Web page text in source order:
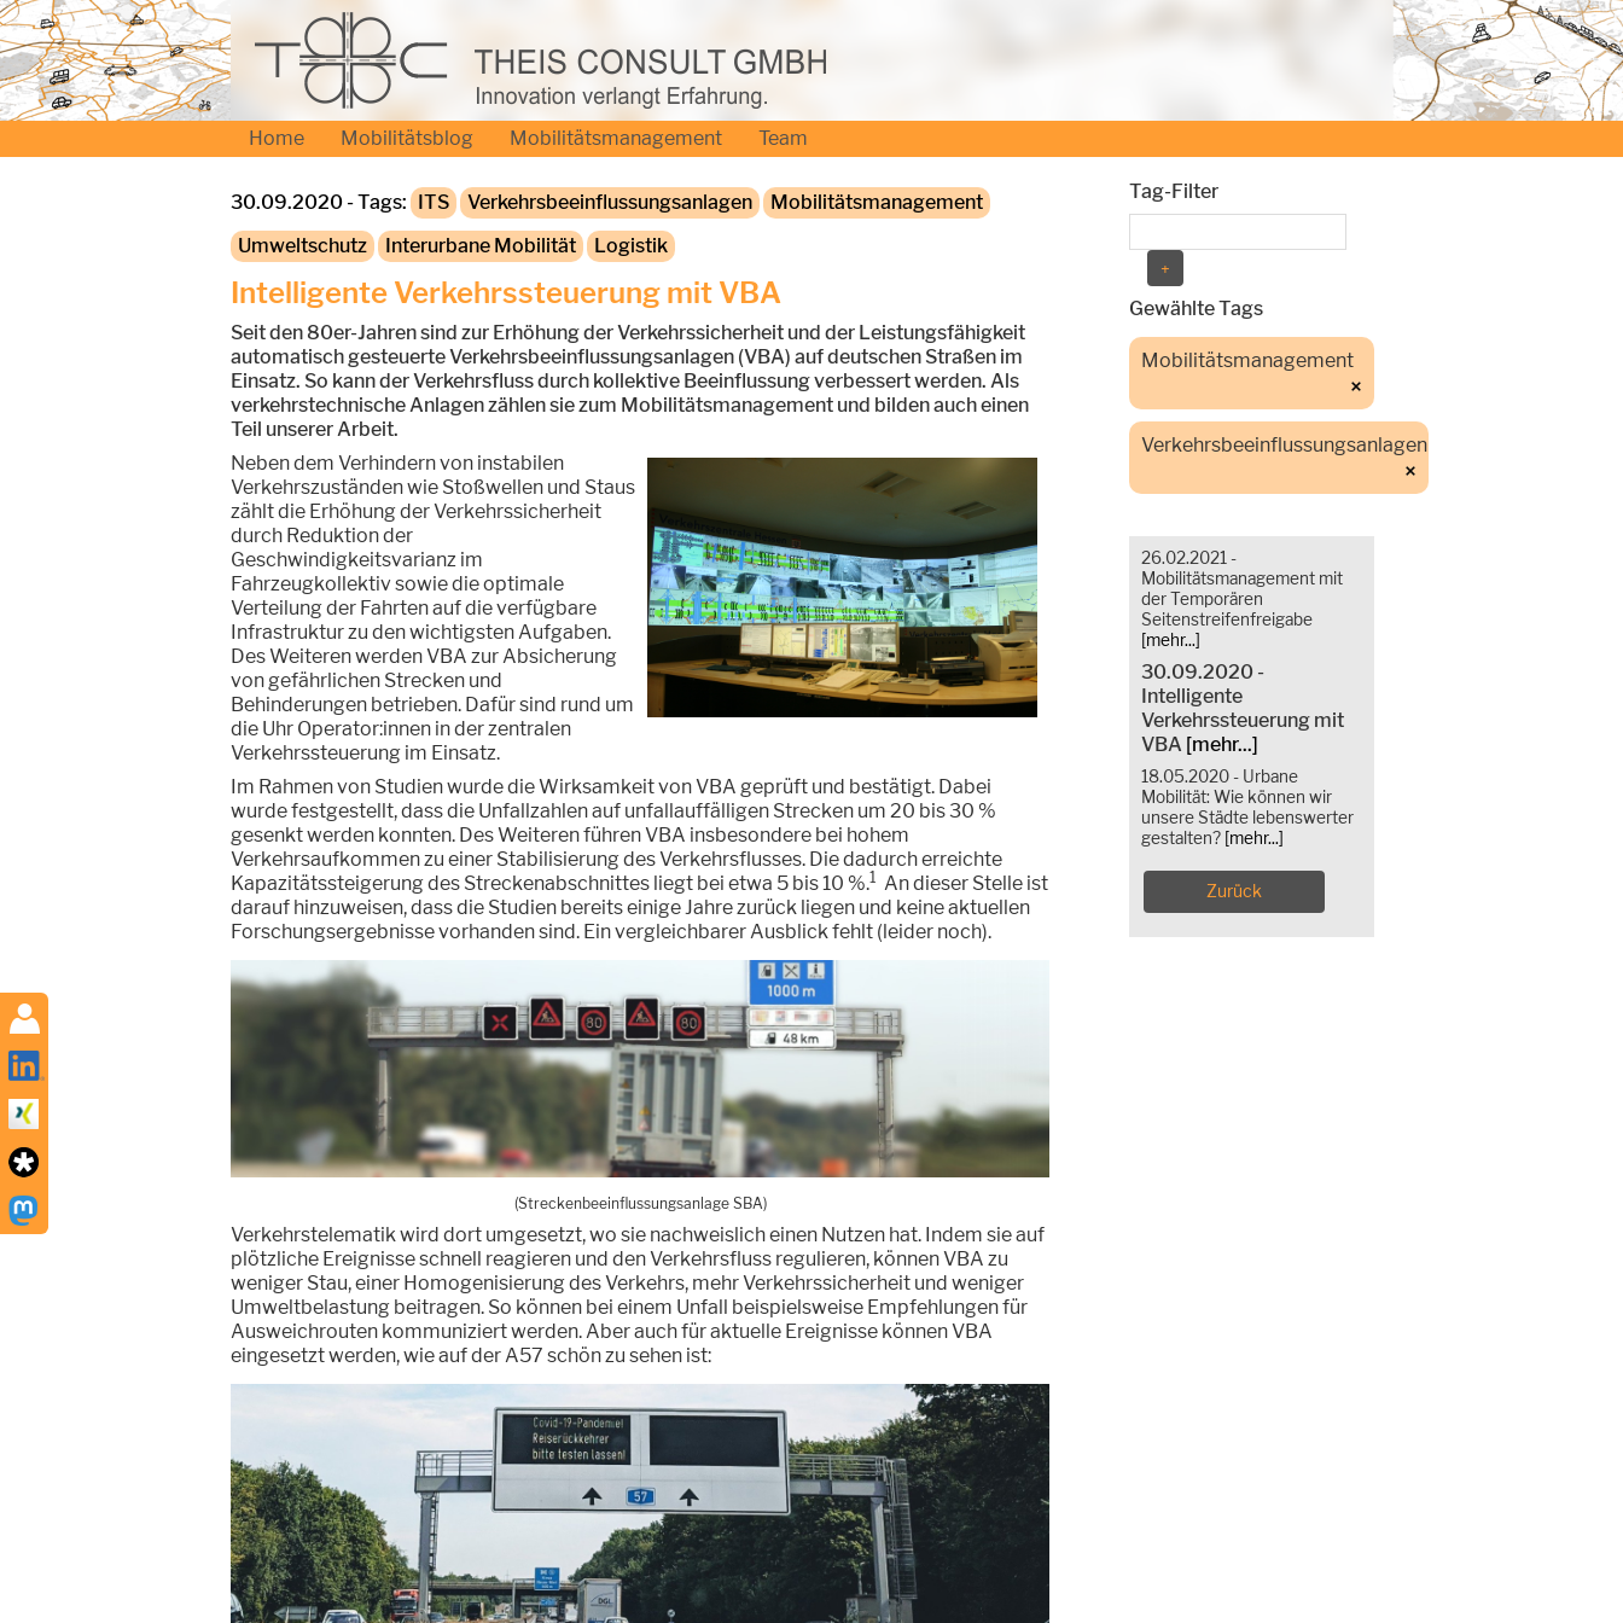
Home Mobilitätsblog Mobilitätsmanagement Team
30.09.2020 - Tags: ITS Verkehrsbeeinflussungsanlagen
Mobilitätsmanagement
Umweltschutz
Interurbane Mobilität Logistik
Intelligente Verkehrssteuerung mit VBA
Seit den 80er-Jahren sind zur Erhöhung der Verkehrssicherheit und der Leistungsfähigkeit
automatisch gesteuerte Verkehrsbeeinflussungsanlagen (VBA) auf deutschen Straßen im
Einsatz. So kann der Verkehrsfluss durch kollektive Beeinflussung verbessert werden. Als
verkehrstechnische Anlagen zählen sie zum Mobilitätsmanagement und bilden auch einen
Teil unserer Arbeit.
Neben dem Verhindern von instabilen
Verkehrszuständen wie Stoßwellen und Staus
zählt die Erhöhung der Verkehrssicherheit
durch Reduktion der
Geschwindigkeitsvarianz im
Fahrzeugkollektiv sowie die optimale
Verteilung der Fahrten auf die verfügbare
Infrastruktur zu den wichtigsten Aufgaben.
Des Weiteren werden VBA zur Absicherung
von gefährlichen Strecken und
Behinderungen betrieben. Dafür sind rund um
die Uhr Operator:innen in der zentralen
Verkehrssteuerung im Einsatz.
Im Rahmen von Studien wurde die Wirksamkeit von VBA geprüft und bestätigt. Dabei
wurde festgestellt, dass die Unfallzahlen auf unfallauffälligen Strecken um 20 bis 30 %
gesenkt werden konnten. Des Weiteren führen VBA insbesondere bei hohem
Verkehrsaufkommen zu einer Stabilisierung des Verkehrsflusses. Die dadurch erreichte
Kapazitätssteigerung des Streckenabschnittes liegt bei etwa 5 bis 10 %.1 An dieser Stelle ist
darauf hinzuweisen, dass die Studien bereits einige Jahre zurück liegen und keine aktuellen
Forschungsergebnisse vorhanden sind. Ein vergleichbarer Ausblick fehlt (leider noch).
(Streckenbeeinflussungsanlage SBA)
Verkehrstelematik wird dort umgesetzt, wo sie nachweislich einen Nutzen hat. Indem sie auf
plötzliche Ereignisse schnell reagieren und den Verkehrsfluss regulieren, können VBA zu
weniger Stau, einer Homogenisierung des Verkehrs, mehr Verkehrssicherheit und weniger
Umweltbelastung beitragen. So können bei einem Unfall beispielsweise Empfehlungen für
Ausweichrouten kommuniziert werden. Aber auch für aktuelle Ereignisse können VBA
eingesetzt werden, wie auf der A57 schön zu sehen ist:
Tag-Filter
Gewählte Tags
Mobilitätsmanagement
Verkehrsbeeinflussungsanlagen
26.02.2021 -
Mobilitätsmanagement mit
der Temporären
Seitenstreifenfreigabe
[mehr...]
30.09.2020 -
Intelligente
Verkehrssteuerung mit
VBA [mehr...]
18.05.2020 - Urbane
Mobilität: Wie können wir
unsere Städte lebenswerter
gestalten? [mehr...]
Zurück